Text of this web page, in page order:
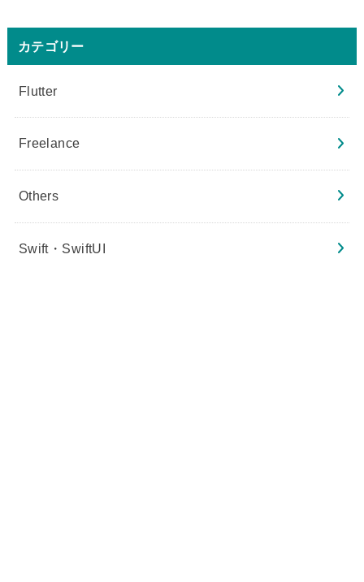
カテゴリー
Flutter
Freelance
Others
Swift・SwiftUI